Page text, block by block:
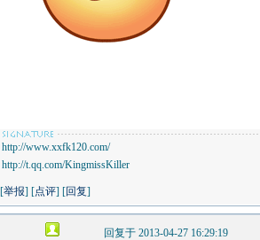
http://www.xxfk120.com/
http://t.qq.com/KingmissKiller
[举报] [点评] [回复]
回复于 2013-04-27 16:29:19